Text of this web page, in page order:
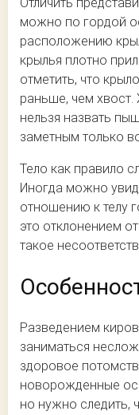
можно по гордой
расположению
крылья плотно
отметить, что
раньше, чем хвост.
нельзя назвать
заметным только
Тело как правило
Иногда можно
отношению к телу
это отклонением
такое
Разведением
заниматься
здоровое
новорожденные
но нужно следить,